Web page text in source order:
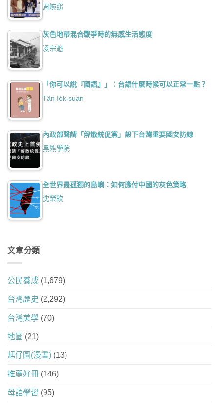
周婉窈
灰色地帶混合戰爭時的無感生活態度
凌宗魁
「你可以說『國語』」：台語什麼時候可以正常一點？
Tân Io̍k-suan
內政部聲請「解散統促黨」設下台灣重要國安防線
黑熊學院
全世界最孤獨的島嶼：如何應付中國的灰色策略
沈榮欽
文章分類
公民養成 (1,679)
台灣歷史 (2,292)
台灣美學 (70)
地圖 (21)
尪仔圖(漫畫) (13)
推薦好冊 (146)
母語學習 (95)